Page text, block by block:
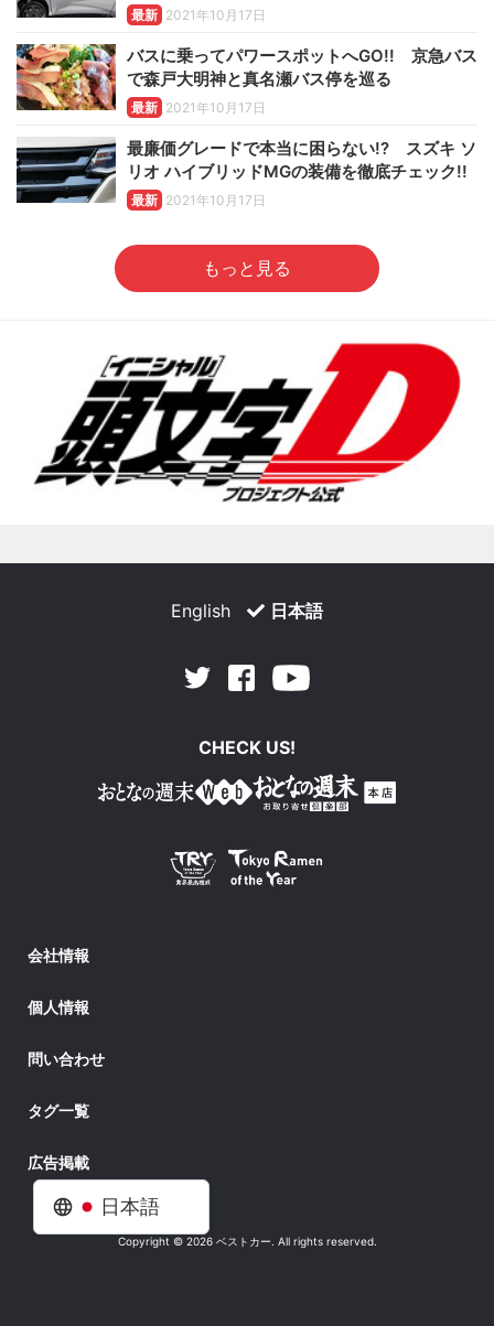
日本語
最新 2021年10月17日
バスに乗ってパワースポットへGO!! 京急バス
で森戸大明神と真名瀬バス停を巡る
最新 2021年10月17日
最廉価グレードで本当に困らない!? スズキ ソ
リオ ハイブリッドMGの装備を徹底チェック!!
最新 2021年10月17日
もっと見る
English 日本語
Twitter Facebook
CHECK US!
会社情報
個人情報
問い合わせ
タグ一覧
広告掲載
Copyright © 2026 ベストカー. All rights reserved.